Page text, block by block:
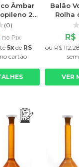
Âmbar
2
(0)
no Pix
5x de R$
no cartão
Balão
Rolha
R$
ou R$ 112,28
VER